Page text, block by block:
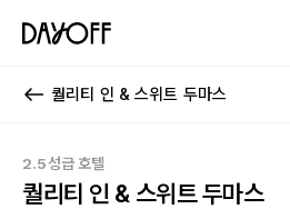
퀄리티 인 & 스위트 두마스
2.5성급 호텔
퀄리티 인 & 스위트 두마스